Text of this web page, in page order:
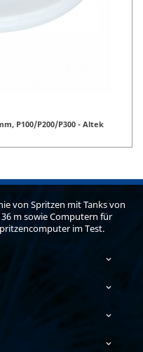
P100/P200/P300 - Altek
von Spritzen mit Tanks von
m sowie Computern für
im Test.



